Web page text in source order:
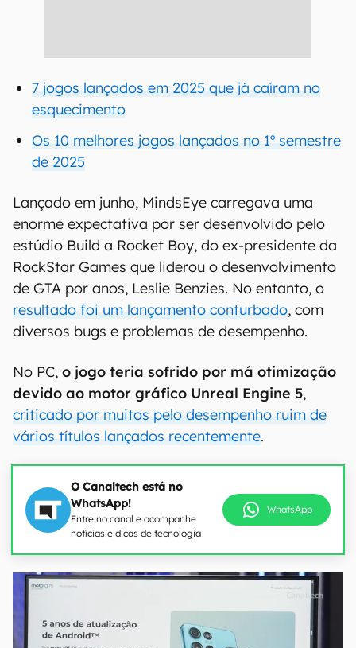
7 jogos lançados em 2025 que já caíram no
esquecimento
Os 10 melhores jogos lançados no 1º semestre
de 2025
Lançado em junho, MindsEye carregava uma
enorme expectativa por ser desenvolvido pelo
estúdio Build a Rocket Boy, do ex-presidente da
RockStar Games que liderou o desenvolvimento
de GTA por anos, Leslie Benzies. No entanto, o
resultado foi um lançamento conturbado, com
diversos bugs e problemas de desempenho.
No PC, o jogo teria sofrido por má otimização
devido ao motor gráfico Unreal Engine 5,
criticado por muitos pelo desempenho ruim de
vários títulos lançados recentemente.
O Canaltech está no
WhatsApp!
Entre no canal e acompanhe
notícias e dicas de tecnologia
WhatsApp